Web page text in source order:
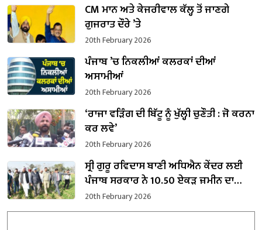
CM ਮਾਨ ਅਤੇ ਕੇਜਰੀਵਾਲ ਕੱਲ੍ਹ ਤੋਂ ਜਾਣਗੇ
ਗੁਜਰਾਤ ਦੌਰੇ ’ਤੇ
20th February 2026
ਪੰਜਾਬ ’ਚ ਨਿਕਲੀਆਂ ਕਲਰਕਾਂ ਦੀਆਂ
ਅਸਾਮੀਆਂ
20th February 2026
‘ਰਾਜਾ ਵੜਿੰਗ ਦੀ ਬਿੱਟੂ ਨੂੰ ਖੁੱਲ੍ਹੀ ਚੁਣੌਤੀ : ਜੋ ਕਰਨਾ
ਕਰ ਲਵੇ’
20th February 2026
ਸ੍ਰੀ ਗੁਰੂ ਰਵਿਦਾਸ ਬਾਣੀ ਅਧਿਐਨ ਕੇਂਦਰ ਲਈ
ਪੰਜਾਬ ਸਰਕਾਰ ਨੇ 10.50 ਏਕੜ ਜ਼ਮੀਨ ਦਾ
ਕਬਜ਼ਾ ਲਿਆ
20th February 2026